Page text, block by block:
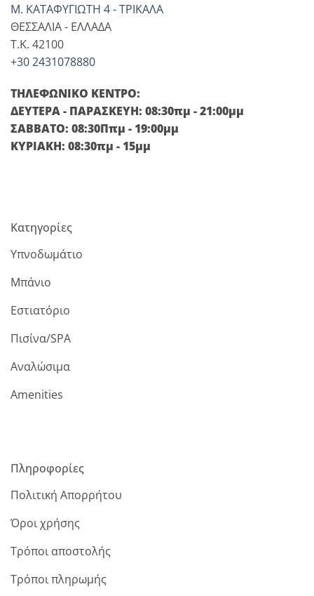
Μ. ΚΑΤΑΦΥΓΙΩΤΗ 4 - ΤΡΙΚΑΛΑ
ΘΕΣΣΑΛΙΑ - ΕΛΛΑΔΑ
T.K. 42100
+30 2431078880
ΤΗΛΕΦΩΝΙΚΟ ΚΕΝΤΡΟ:
ΔΕΥΤΕΡΑ - ΠΑΡΑΣΚΕΥΗ: 08:30πμ - 21:00μμ
ΣΑΒΒΑΤΟ: 08:30Ππμ - 19:00μμ
ΚΥΡΙΑΚΗ: 08:30πμ - 15μμ
Κατηγορίες
Υπνοδωμάτιο
Μπάνιο
Εστιατόριο
Πισίνα/SPA
Αναλώσιμα
Amenities
Πληροφορίες
Πολιτική Απορρήτου
Όροι χρήσης
Τρόποι αποστολής
Τρόποι πληρωμής